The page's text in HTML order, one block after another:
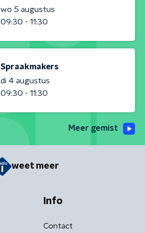
wo 5 augustus
09:30 - 11:30
Spraakmakers
di 4 augustus
09:30 - 11:30
Meer gemist
weet meer
Info
Contact